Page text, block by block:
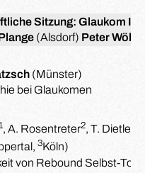
Sitzung: Glaukom II
(Alsdorf) Peter
(Münster)
bei Glaukomen
, A. Rosentreter2, T. Dietlein
3Köln)
von Rebound Selbst-